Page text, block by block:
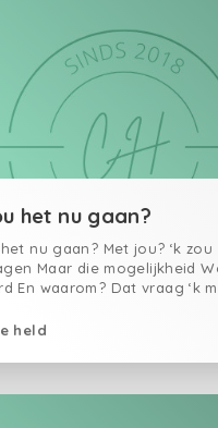
het nu gaan?
nu gaan? Met jou? ‘k
Maar die mogelijkheid
En waarom? Dat vraag ‘k
held